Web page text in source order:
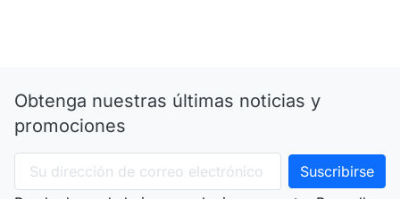
Obtenga nuestras últimas noticias y
promociones